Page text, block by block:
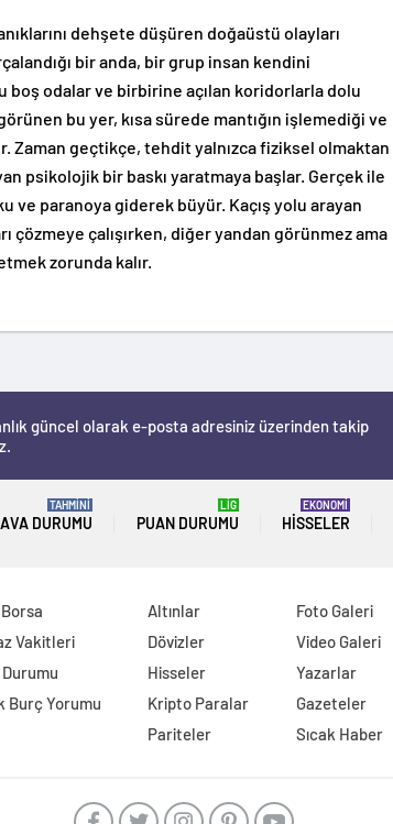
dehşete düşüren doğaüstü olayları
bir anda, bir grup insan kendini
boş odalar ve birbirine açılan koridorlarla dolu
bu yer, kısa sürede mantığın işlemediği ve
geçtikçe, tehdit yalnızca fiziksel olmaktan
psikolojik bir baskı yaratmaya başlar. Gerçek ile
ve paranoya giderek büyür. Kaçış yolu arayan
çözmeye çalışırken, diğer yandan görünmez ama
zorunda kalır.
güncel olarak e-posta adresiniz üzerinden takip
DURUMU
TAHMİNİ
PUAN DURUMU
LİG
HISSELER
EKONOMİ
Borsa
Vakitleri
Burç Yorumu
Altınlar
Dövizler
Hisseler
Kripto Paralar
Pariteler
Foto Galeri
Video Galeri
Yazarlar
Gazeteler
Sıcak Haber